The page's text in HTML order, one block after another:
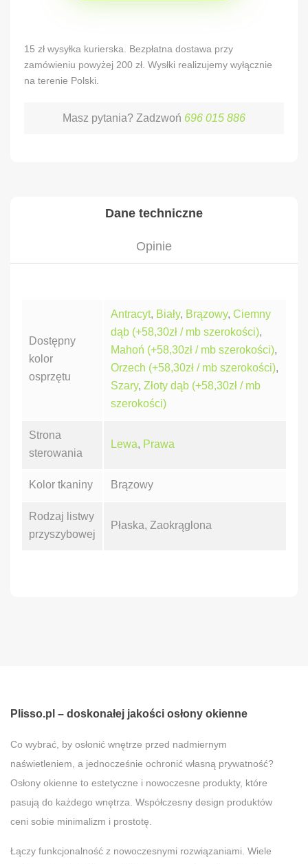
15 zł wysyłka kurierska. Bezpłatna dostawa przy
zamówieniu powyżej 200 zł. Wysłki realizujemy wyłącznie
na terenie Polski.
Masz pytania? Zadzwoń 696 015 886
Dane techniczne
Opinie
Dostępny
kolor
osprzętu
Antracyt, Biały, Brązowy, Ciemny
dąb (+58,30zł / mb szerokości),
Mahoń (+58,30zł / mb szerokości),
Orzech (+58,30zł / mb szerokości),
Szary, Złoty dąb (+58,30zł / mb
szerokości)
Strona
sterowania
Lewa, Prawa
Kolor tkaniny Brązowy
Rodzaj listwy
przyszybowej
Płaska, Zaokrąglona
Plisso.pl – doskonałej jakości osłony okienne
Co wybrać, by osłonić wnętrze przed nadmiernym
naświetleniem, a jednocześnie ochronić własną prywatność?
Osłony okienne to estetyczne i nowoczesne produkty, które
pasują do każdego wnętrza. Współczesny design produktów
ceni sobie minimalizm i prostotę.
Łączy funkcjonalność z nowoczesnymi rozwiązaniami. Wiele